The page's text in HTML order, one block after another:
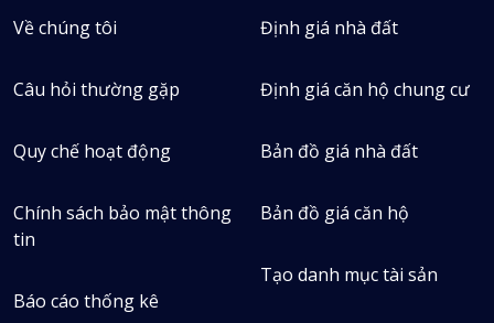
Về chúng tôi
Câu hỏi thường gặp
Quy chế hoạt động
Chính sách bảo mật thông
tin
Báo cáo thống kê
Định giá nhà đất
Định giá căn hộ chung cư
Bản đồ giá nhà đất
Bản đồ giá căn hộ
Tạo danh mục tài sản